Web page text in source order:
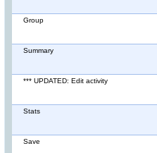
Group
Summary
*** UPDATED: Edit activity
Stats
Save